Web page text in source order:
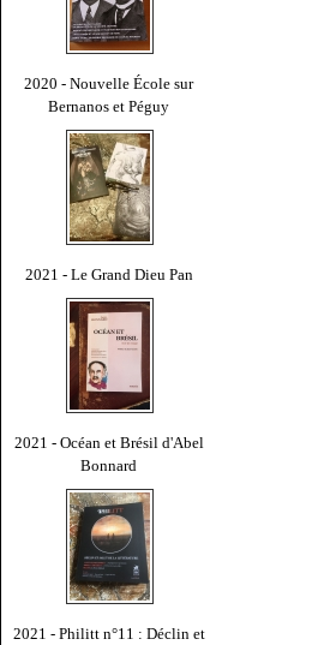
2020 - Nouvelle École sur
Bernanos et Péguy
2021 - Le Grand Dieu Pan
2021 - Océan et Brésil d'Abel
Bonnard
2021 - Philitt n°11 : Déclin et